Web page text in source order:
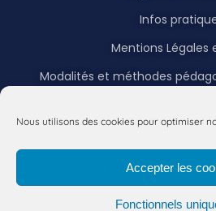
Nous utilisons des cookies pour optimiser
Accepter les
Fonctionnels
Infos
Mentions Légales
Modalités et méthodes
A propos
Linkedin
Instagram